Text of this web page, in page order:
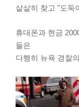
샅샅히 찾고 "도둑
휴대폰과 현금
들은
다행히 뉴욕 경찰